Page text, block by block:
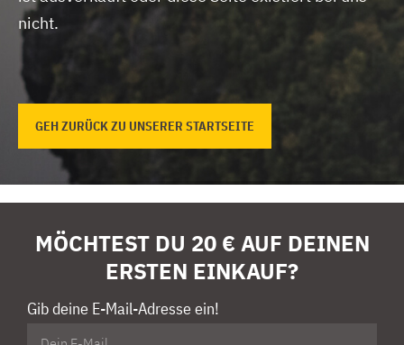
nicht.
GEH ZURÜCK ZU UNSERER STARTSEITE
MÖCHTEST DU 20 € AUF DEINEN
ERSTEN EINKAUF?
Gib deine E-Mail-Adresse ein!